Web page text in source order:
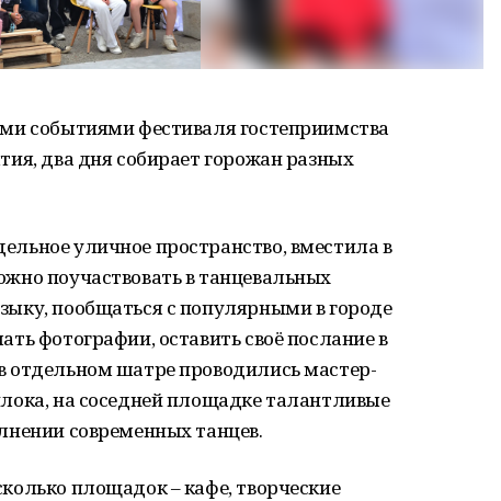
событиями фестиваля гостеприимства
два дня собирает горожан разных
уличное пространство, вместила в
поучаствовать в танцевальных
пообщаться с популярными в городе
фотографии, оставить своё послание в
шатре проводились мастер-
на соседней площадке талантливые
современных танцев.
площадок – кафе, творческие